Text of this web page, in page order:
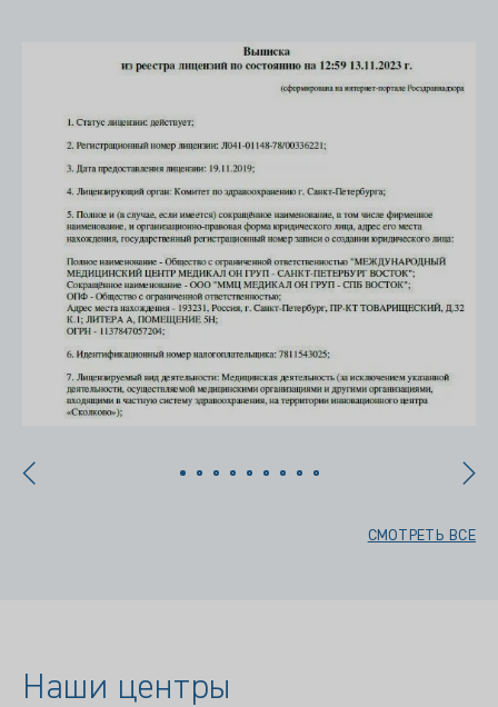
СМОТРЕТЬ ВСЕ
Наши центры